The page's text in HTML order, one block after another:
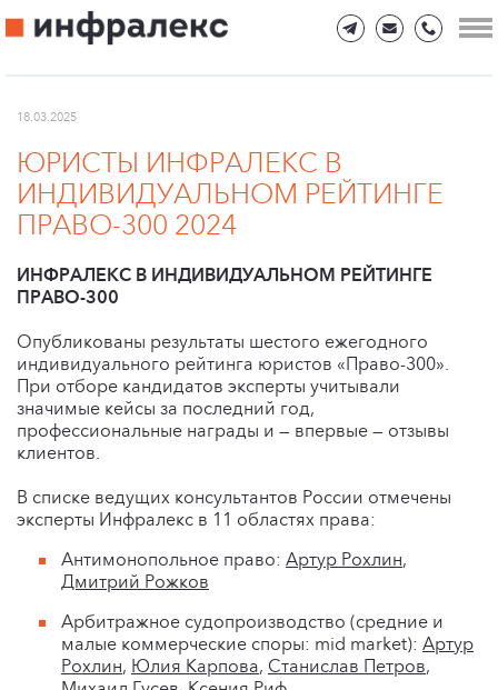
18.03.2025
ЮРИСТЫ ИНФРАЛЕКС В
ИНДИВИДУАЛЬНОМ РЕЙТИНГЕ
ПРАВО-300 2024
ИНФРАЛЕКС В ИНДИВИДУАЛЬНОМ РЕЙТИНГЕ
ПРАВО-300
Опубликованы результаты шестого ежегодного
индивидуального рейтинга юристов «Право-300».
При отборе кандидатов эксперты учитывали
значимые кейсы за последний год,
профессиональные награды и — впервые — отзывы
клиентов.
В списке ведущих консультантов России отмечены
эксперты Инфралекс в 11 областях права:
Антимонопольное право: Артур Рохлин,
Дмитрий Рожков
Арбитражное судопроизводство (средние и
малые коммерческие споры: mid market): Артур
Рохлин, Юлия Карпова, Станислав Петров,